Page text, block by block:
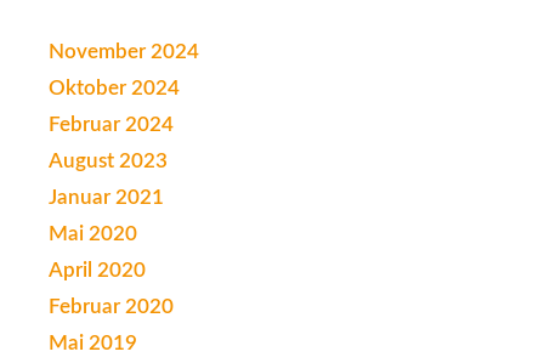
November 2024
Oktober 2024
Februar 2024
August 2023
Januar 2021
Mai 2020
April 2020
Februar 2020
Mai 2019